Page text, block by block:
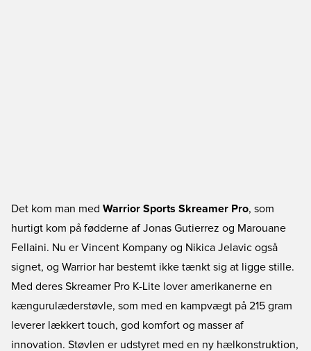
Det kom man med Warrior Sports Skreamer Pro, som
hurtigt kom på fødderne af Jonas Gutierrez og Marouane
Fellaini. Nu er Vincent Kompany og Nikica Jelavic også
signet, og Warrior har bestemt ikke tænkt sig at ligge stille.
Med deres Skreamer Pro K-Lite lover amerikanerne en
kængurulæderstøvle, som med en kampvægt på 215 gram
leverer lækkert touch, god komfort og masser af
innovation. Støvlen er udstyret med en ny hælkonstruktion,